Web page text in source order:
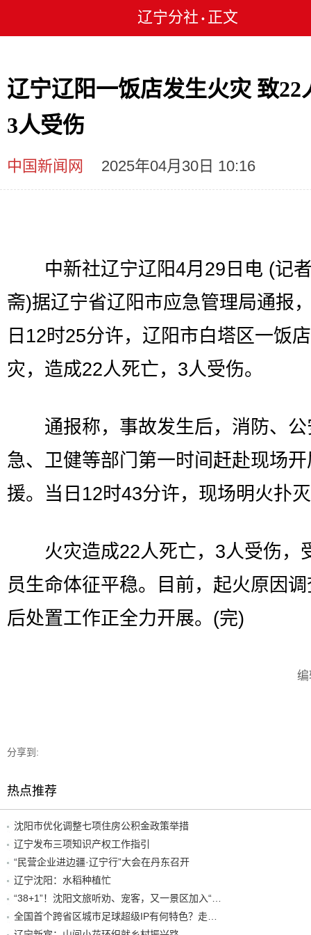
辽宁分社 • 正文
辽宁辽阳一饭店发生火灾 致22
3人受伤
中国新闻网 2025年04月30日 10:16
中新社辽宁辽阳4月29日电 (记
斋)据辽宁省辽阳市应急管理局通报
日12时25分许，辽阳市白塔区一饭
灾，造成22人死亡，3人受伤。
通报称，事故发生后，消防、公
急、卫健等部门第一时间赶赴现场
援。当日12时43分许，现场明火扑
火灾造成22人死亡，3人受伤，
员生命体征平稳。目前，起火原因
后处置工作正全力开展。(完)
分享到:
热点推荐
沈阳市优化调整七项住房公积金政策举措
辽宁发布三项知识产权工作指引
“民营企业进边疆·辽宁行”大会在丹东召开
辽宁沈阳：水稻种植忙